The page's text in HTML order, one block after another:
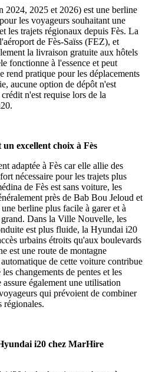
2025 et 2026) est une berline
les voyageurs souhaitant une
les trajets régionaux depuis Fès. La
de Fès-Saïss (FEZ), et
la livraison gratuite aux hôtels
fonctionne à l'essence et peut
rend pratique pour les déplacements
aucune option de dépôt n'est
n'est requise lors de la
excellent choix à Fès
adaptée à Fès car elle allie des
nécessaire pour les trajets plus
de Fès est sans voiture, les
près de Bab Bou Jeloud et
berline plus facile à garer et à
Dans la Ville Nouvelle, les
est plus fluide, la Hyundai i20
urbains étroits qu'aux boulevards
est une route de montagne
de cette voiture contribue
changements de pentes et les
également une utilisation
qui prévoient de combiner
régionales.
i20 chez MarHire